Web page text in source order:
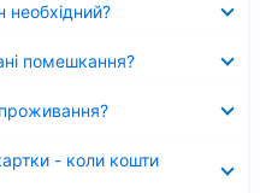
необхідний?
помешкання?
- коли кошти